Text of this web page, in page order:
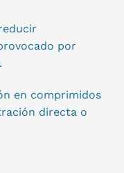
por
en comprimidos
directa o